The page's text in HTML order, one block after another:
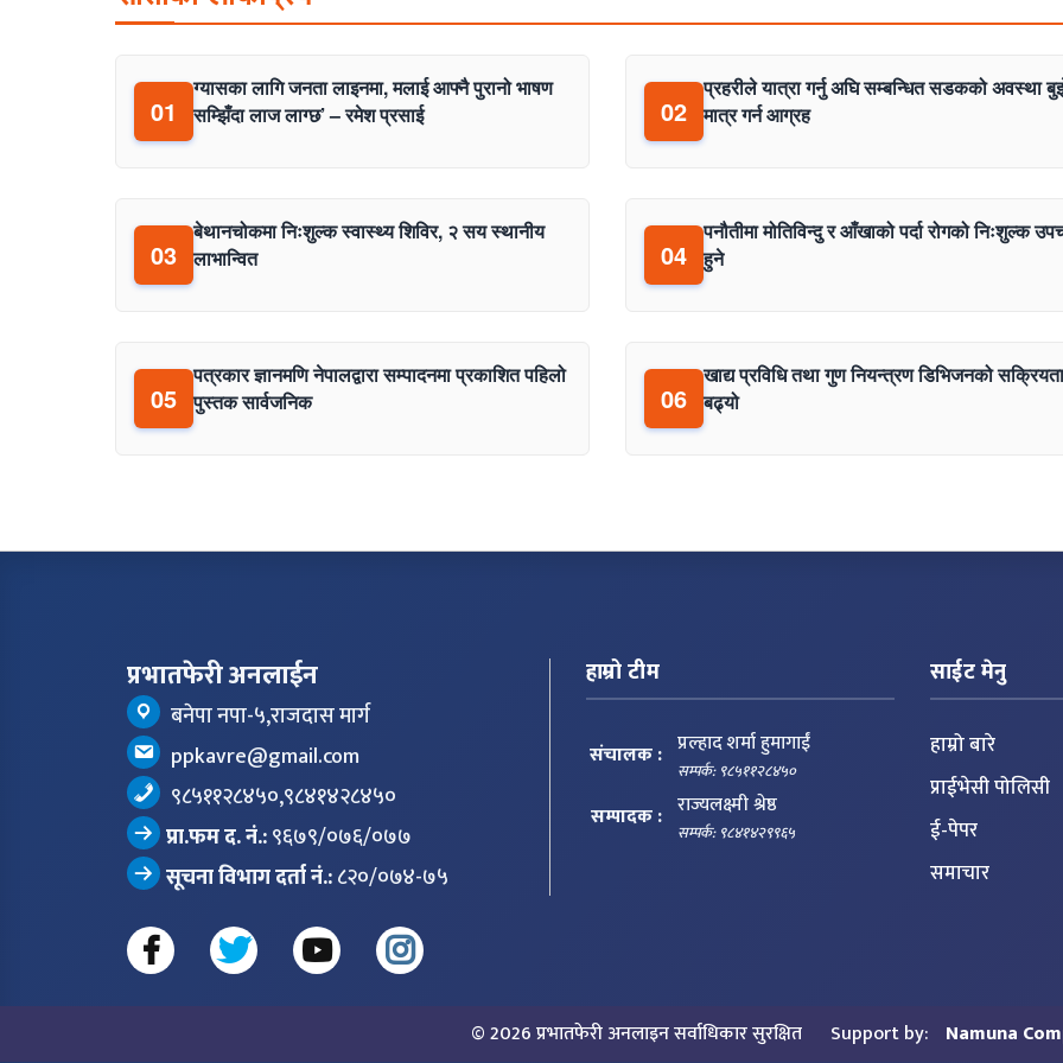
01
ग्यासका लागि जनता लाइनमा, मलाई आफ्नै पुरानो भाषण
सम्झिँदा लाज लाग्छ’ – रमेश प्रसाई
02
प्रहरीले यात्रा गर्नु अघि सम्बन्धित सडकको अवस्था
मात्र गर्न आग्रह
03
बेथानचोकमा निःशुल्क स्वास्थ्य शिविर, २ सय स्थानीय
लाभान्वित
04
पनौतीमा मोतिविन्दु र आँखाको पर्दा रोगको निःशुल्क
हुने
05
पत्रकार ज्ञानमणि नेपालद्वारा सम्पादनमा प्रकाशित पहिलो
पुस्तक सार्वजनिक
06
खाद्य प्रविधि तथा गुण नियन्त्रण डिभिजनको सक्रियता
बढ्यो
प्रभातफेरी अनलाईन
बनेपा नपा-५,राजदास मार्ग
ppkavre@gmail.com
९८५११२८४५०,९८४१४२८४५०
प्रा.फम द. नं.:९६७९/०७६/०७७
सूचना विभाग दर्ता नं.:८२०/०७४-७५
हाम्रो टीम
संचालक : प्रल्हाद शर्मा हुमागाईं
सम्पर्क: ९८५११२८४५०
सम्पादक : राज्यलक्ष्मी श्रेष्ठ
सम्पर्क: ९८४१४२९९६५
साईट मेनु
हाम्रो बारे
प्राईभेसी पोलिसी
ई-पेपर
समाचार
© 2026 प्रभातफेरी अनलाइन सर्वाधिकार सुरक्षित Support by: Namuna